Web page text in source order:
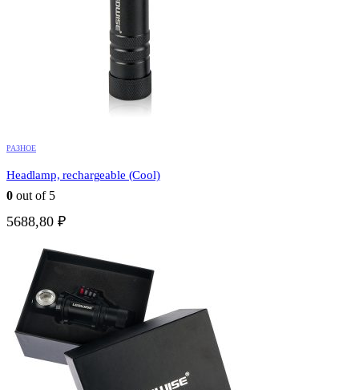
РАЗНОЕ
Headlamp, rechargeable (Cool)
0 out of 5
5688,80 ₽